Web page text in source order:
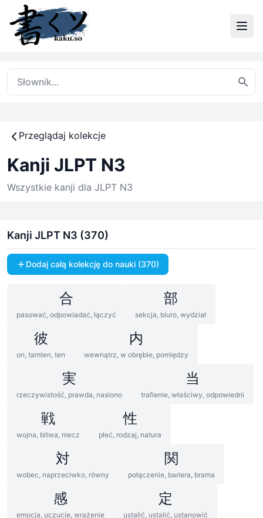
Przeglądaj kolekcje
Kanji JLPT N3
Wszystkie kanji dla JLPT N3
Kanji JLPT N3 (370)
Dodaj całą kolekcję do nauki (370)
合
pasować, odpowiadać, łączyć
部
sekcja, biuro, wydział
彼
on, tamten, ten
内
wewnątrz, w obrębie, pomiędzy
実
rzeczywistość, prawda, nasiono
当
trafienie, właściwy, odpowiedni
戦
wojna, bitwa, mecz
性
płeć, rodzaj, natura
対
wobec, naprzeciwko, równy
関
połączenie, bariera, brama
感
emocja, uczucie, wrażenie
定
ustalić, ustalić, ustanowić